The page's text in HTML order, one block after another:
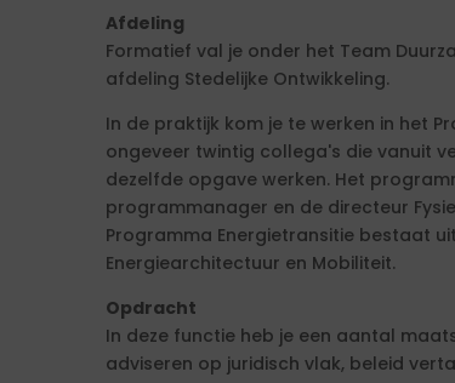
Afdeling
Formatief val je onder het Team
afdeling Stedelijke Ontwikkeling.
In de praktijk kom je te werken in het
ongeveer twintig collega's die vanuit
dezelfde opgave werken. Het
programmanager en de directeur
Programma Energietransitie bestaat
Energiearchitectuur en Mobiliteit.
Opdracht
In deze functie heb je een aantal
adviseren op juridisch vlak, beleid